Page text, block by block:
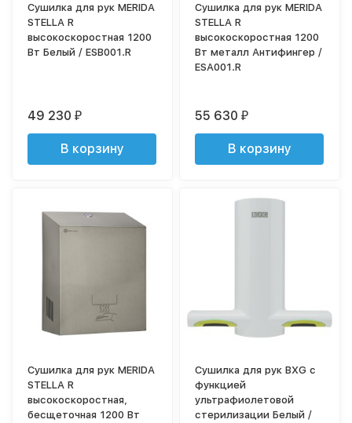
Сушилка для рук MERIDA
STELLA R
высокоскоростная 1200
Вт Белый / ESB001.R
49 230₽
В корзину
Сушилка для рук MERIDA
STELLA R
высокоскоростная 1200
Вт металл Антифингер /
ESA001.R
55 630₽
В корзину
Сушилка для рук MERIDA
STELLA R
высокоскоростная,
бесщеточная 1200 Вт
Сушилка для рук BXG с
функцией
ультрафиолетовой
стерилизации Белый /